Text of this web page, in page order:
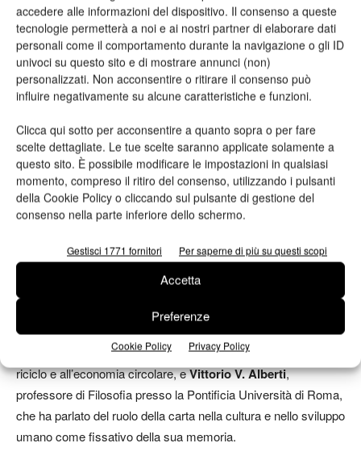
accedere alle informazioni del dispositivo. Il consenso a queste
tecnologie permetterà a noi e ai nostri partner di elaborare dati
personali come il comportamento durante la navigazione o gli ID
univoci su questo sito e di mostrare annunci (non)
personalizzati. Non acconsentire o ritirare il consenso può
influire negativamente su alcune caratteristiche e funzioni.
Clicca qui sotto per acconsentire a quanto sopra o per fare
scelte dettagliate. Le tue scelte saranno applicate solamente a
questo sito. È possibile modificare le impostazioni in qualsiasi
momento, compreso il ritiro del consenso, utilizzando i pulsanti
della Cookie Policy o cliccando sul pulsante di gestione del
consenso nella parte inferiore dello schermo.
Gestisci 1771 fornitori Per saperne di più su questi scopi
Accetta
Preferenze
Cookie Policy Privacy Policy
anche per altre filiere di Confindustria che faticano oggi a
implementare la riforma Pesenti».
In quanto ad attività strategiche, i primi interessi delle neonata
federazione saranno orientati allo sviluppo dell’economia
circolare e all’implementazione presso le aziende del settore
del piano Industria 4.0, per la quale è stato costituito un
comitato scientifico di federazione allo scopo di affiancare le
imprese in questo percorso garantendo omogeneità di
approccio. Altri temi di interesse saranno le attività per una
riduzione dei costi energetici e per il sostegno strutturale alla
All’assemblea hanno preso parte anche
group director di Ipsos public affairs, che ha presentato
un’indagine condotta da Ipsos sui consumi nell’epoca post
crisi, analizzando gli orientamenti dei consumatori italiani al
riciclo e all’economia circolare, eVittorio V. Alberti,
professore di Filosofia presso la Pontificia Università di Roma,
che ha parlato del ruolo della carta nella cultura e nello sviluppo
umano come fissativo della sua memoria.